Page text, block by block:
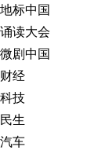
地标中国
诵读大会
微剧中国
财经
科技
民生
汽车